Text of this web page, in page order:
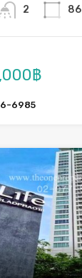
2 86
฿
6985